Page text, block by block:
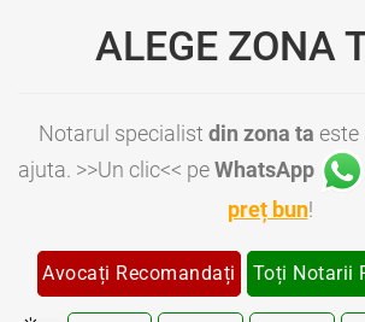
ALEGE ZONA
Notarul specialist din zona ta este
ajuta. >>Un clic<< peWhatsApp
preț bun!
Avocați Recomandați Toți Notarii